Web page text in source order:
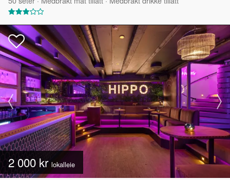
2 000 kr lokalleie